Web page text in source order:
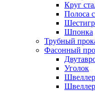
Круг
Полоса
Шпонка
Трубный
Фасонный
Уголок